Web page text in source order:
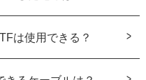
は使用できる？